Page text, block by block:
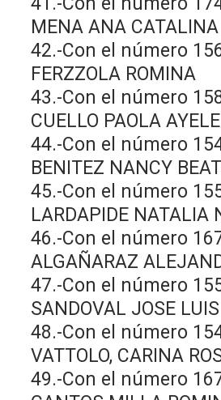
MENA ANA CATALINA
42.-Con el número
FERZZOLA ROMINA
43.-Con el número
CUELLO PAOLA
44.-Con el número
BENITEZ NANCY
45.-Con el número
LARDAPIDE NATALIA
46.-Con el número
ALGAÑARAZ
47.-Con el número
SANDOVAL JOSE LUIS
48.-Con el número
VATTOLO, CARINA
49.-Con el número